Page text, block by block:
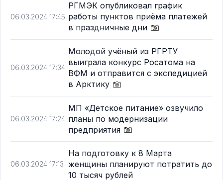
06.03.2024 17:45
РГМЭК опубликовал график
работы пунктов приёма платежей
в праздничные дни
06.03.2024 17:34
Молодой учёный из РГРТУ
выиграла конкурс Росатома на
ВФМ и отправится с экспедицией
в Арктику
06.03.2024 17:24
МП «Детское питание» озвучило
планы по модернизации
предприятия
06.03.2024 17:13
На подготовку к 8 Марта
женщины планируют потратить до
10 тысяч рублей